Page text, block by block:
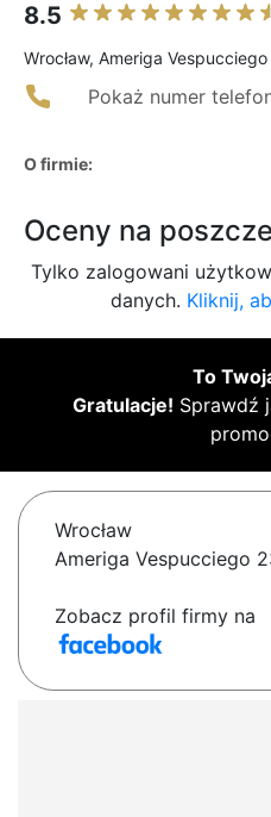
8.5
Wrocław, Ameriga
Pokaż numer
O firmie:
Oceny na
Tylko zalogowani
danych. Kliknij,
To
Gratulacje! Sprawdź
Wrocław
Ameriga Vespucciego
Zobacz profil firmy na